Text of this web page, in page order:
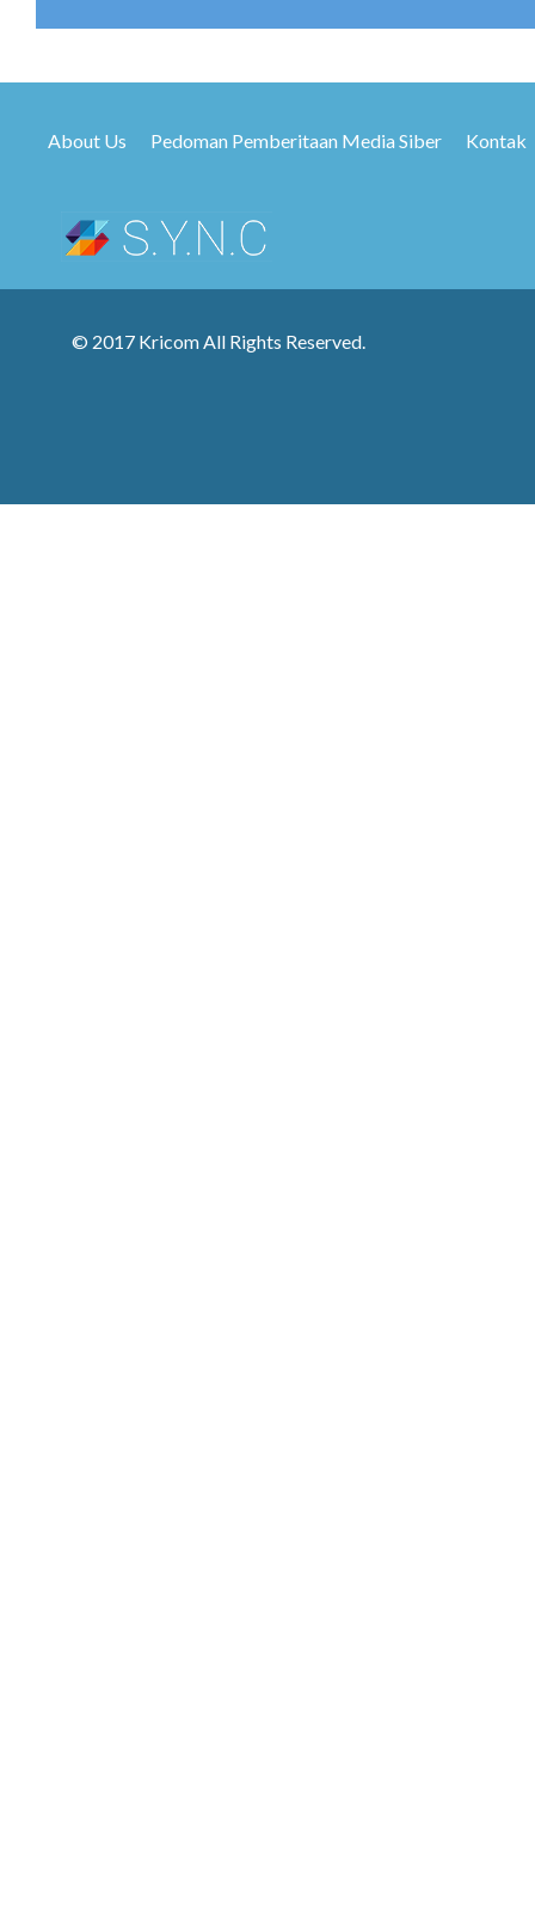
About Us Pedoman Pemberitaan Media Siber Kontak
© 2017 Kricom All Rights Reserved.